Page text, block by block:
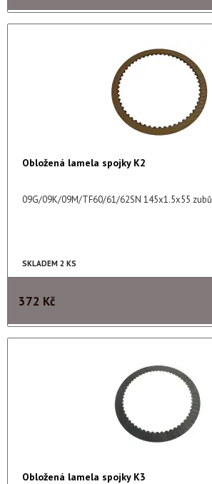
Obložená lamela spojky K2
09G/09K/09M/TF60/61/62SN 145x1.5x55 zubů
SKLADEM 2 KS
372 Kč
Obložená lamela spojky K3